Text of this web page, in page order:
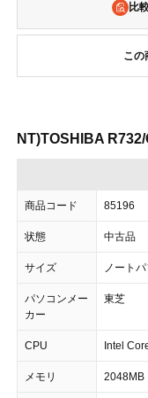
比
この
NT)TOSHIBA
商品コード 85196
状態 中古品
サイズ ノート
パソコンメー
カー
東芝
CPU Intel
メモリ 2048MB